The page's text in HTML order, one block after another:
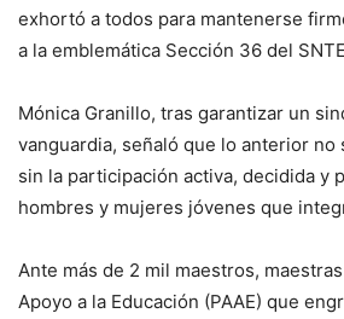
exhortó a todos para mantenerse
a la emblemática Sección 36 del
Mónica Granillo, tras garantizar un
vanguardia, señaló que lo anterior
sin la participación activa, decidida y
hombres y mujeres jóvenes que
Ante más de 2 mil maestros,
Apoyo a la Educación (PAAE) que